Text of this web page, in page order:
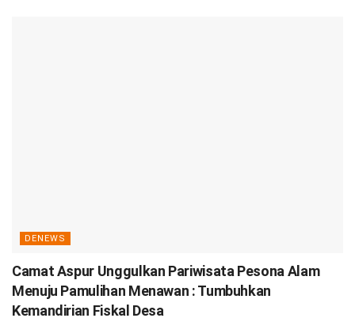
DENEWS
Camat Aspur Unggulkan Pariwisata Pesona Alam
Menuju Pamulihan Menawan : Tumbuhkan
Kemandirian Fiskal Desa